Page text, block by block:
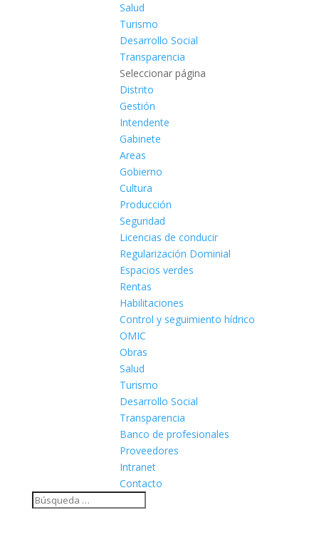
Salud
Turismo
Desarrollo Social
Transparencia
Seleccionar página
Distrito
Gestión
Intendente
Gabinete
Areas
Gobierno
Cultura
Producción
Seguridad
Licencias de conducir
Regularización Dominial
Espacios verdes
Rentas
Habilitaciones
Control y seguimiento hídrico
OMIC
Obras
Salud
Turismo
Desarrollo Social
Transparencia
Banco de profesionales
Proveedores
Intranet
Contacto